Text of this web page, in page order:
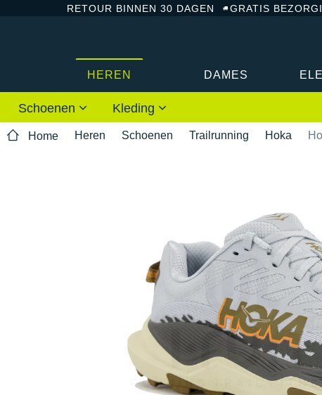
RETOUR BINNEN 30 DAGEN GRATIS
HEREN DAMES
Schoenen Kleding
Home Heren Schoenen Trailrunning Hoka